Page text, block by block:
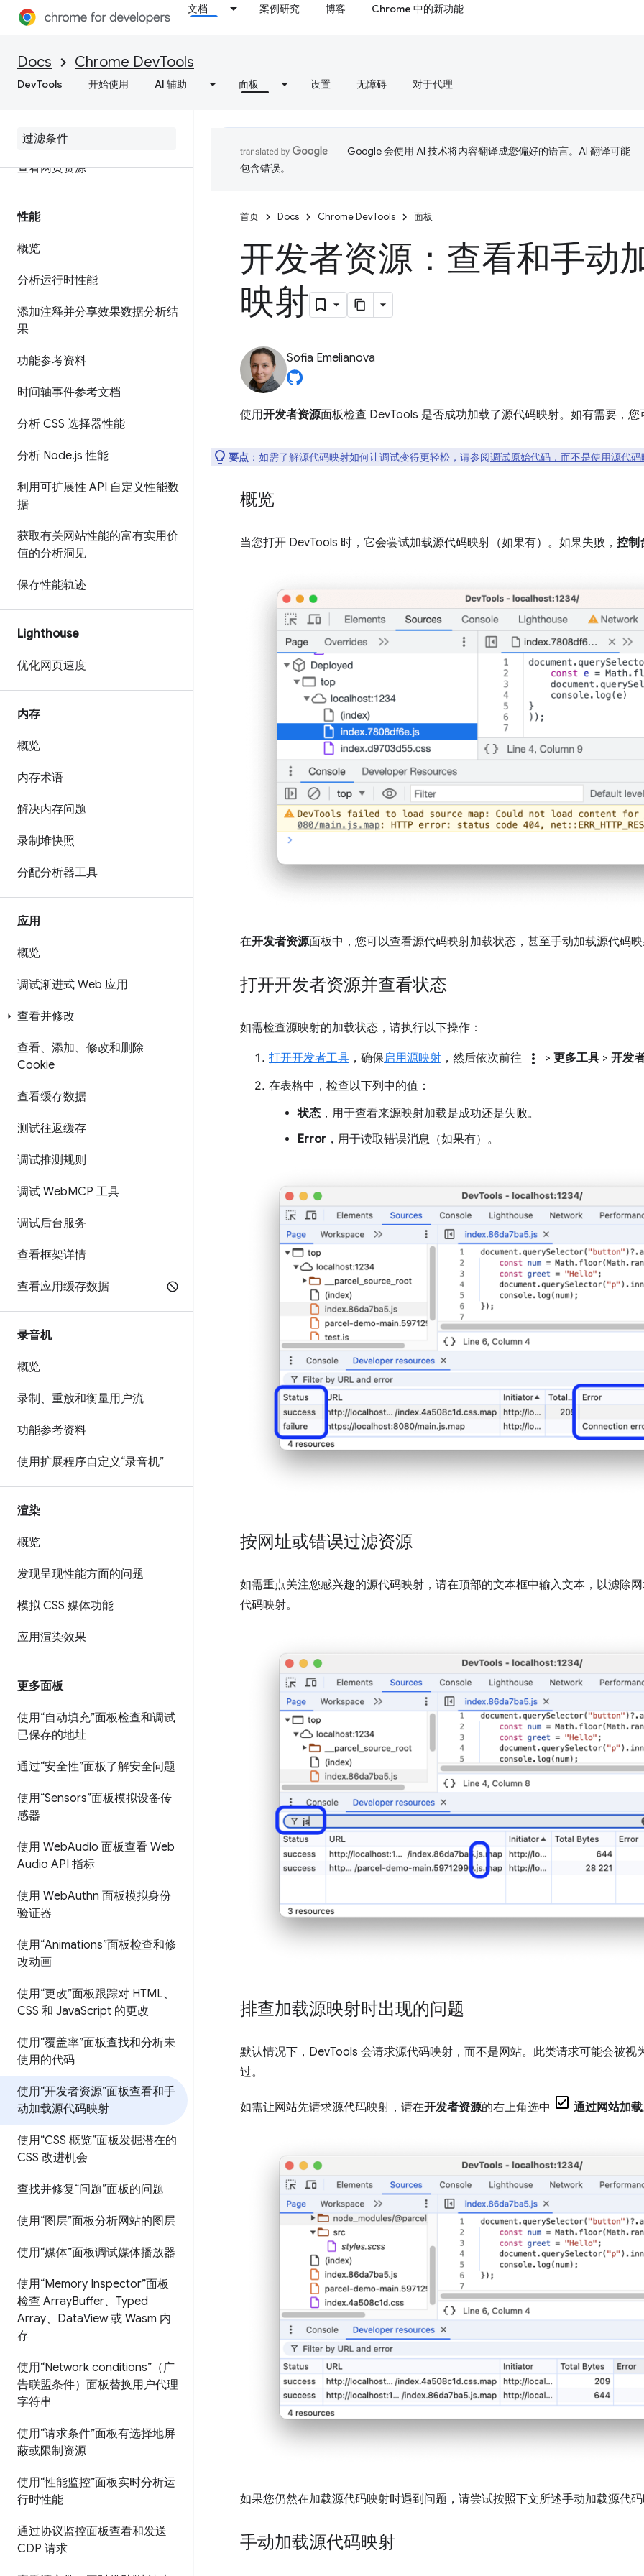
文档 案例研究 博客 Chrome 中的新功能
Docs Chrome DevTools
DevTools 开始使用 AI 辅助 面板 设置 无障碍 对于代理
概览
功能参考资料
查看网页资源
性能
概览
分析运行时性能
添加注释并分享效果数据分析结
果
功能参考资料
时间轴事件参考文档
分析 CSS 选择器性能
分析 Node.js 性能
利用可扩展性 API 自定义性能数
据
获取有关网站性能的富有实用价
值的分析洞见
保存性能轨迹
Lighthouse
优化网页速度
内存
概览
内存术语
解决内存问题
录制堆快照
分配分析器工具
应用
概览
调试渐进式 Web 应用
查看并修改
查看、添加、修改和删除
Cookie
查看缓存数据
测试往返缓存
调试推测规则
调试 WebMCP 工具
调试后台服务
查看框架详情
查看应用缓存数据
录音机
概览
录制、重放和衡量用户流
功能参考资料
使用扩展程序自定义“录音机”
渲染
概览
发现呈现性能方面的问题
模拟 CSS 媒体功能
应用渲染效果
更多面板
使用“自动填充”面板检查和调试
已保存的地址
通过“安全性”面板了解安全问题
使用“Sensors”面板模拟设备传
感器
使用 WebAudio 面板查看 Web
Audio API 指标
使用 WebAuthn 面板模拟身份
验证器
使用“Animations”面板检查和修
改动画
使用“更改”面板跟踪对 HTML、
CSS 和 JavaScript 的更改
使用“覆盖率”面板查找和分析未
使用的代码
使用“开发者资源”面板查看和手
动加载源代码映射
使用“CSS 概览”面板发掘潜在的
CSS 改进机会
查找并修复“问题”面板的问题
使用“图层”面板分析网站的图层
使用“媒体”面板调试媒体播放器
使用“Memory Inspector”面板
检查 ArrayBuffer、Typed
Array、DataView 或 Wasm 内
存
使用“Network conditions”（广
告联盟条件）面板替换用户代理
字符串
使用“请求条件”面板有选择地屏
蔽或限制资源
使用“性能监控”面板实时分析运
行时性能
通过协议监控面板查看和发送
CDP 请求
Google 会使用 AI 技术将内容翻译成您偏好的语言。AI 翻译可能
包含错误。
首页 Docs Chrome DevTools 面板
开发者资源：查看和手动
映射
Sofia Emelianova
使用开发者资源面板检查 DevTools 是否成功加载了源代码映射。如有需要，
要点 ：如需了解源代码映射如何让调试变得更轻松，请参阅调试原始代码，而不是使用源代
概览
当您打开 DevTools 时，它会尝试加载源代码映射（如果有）。如果失败， 控制
在开发者资源面板中，您可以查看源代码映射加载状态，甚至手动加载源代码
打开开发者资源并查看状态
如需检查源映射的加载状态，请执行以下操作：
打开开发者工具 ，确保启用源映射 ，然后依次前往 more_vert > 更多工具 > 开发
在表格中，检查以下列中的值：
状态 ，用于查看来源映射加载是成功还是失败。
Error ，用于读取错误消息（如果有）。
按网址或错误过滤资源
如需重点关注您感兴趣的源代码映射，请在顶部的文本框中输入文本，以滤除
代码映射。
排查加载源映射时出现的问题
默认情况下，DevTools 会请求源代码映射，而不是网站。此类请求可能会被视
过。
如需让网站先请求源代码映射，请在开发者资源的右上角选中 通过网站加载
如果您仍然在加载源代码映射时遇到问题，请尝试按照下文所述手动加载源代
手动加载源代码映射